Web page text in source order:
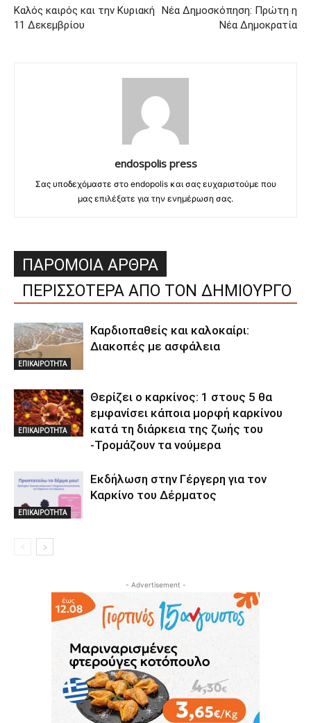
Kαλός καιρός και την Κυριακή
11 Δεκεμβρίου
Νέα Δημοσκόπηση: Πρώτη η
Νέα Δημοκρατία
endospolis press
Σας υποδεχόμαστε στο endopolis και σας ευχαριστούμε που
μας επιλέξατε για την ενημέρωση σας.
ΠΑΡΟΜΟΙΑ ΑΡΘΡΑ
ΠΕΡΙΣΣΟΤΕΡΑ ΑΠΟ ΤΟΝ ΔΗΜΙΟΥΡΓΟ
ΕΠΙΚΑΙΡΟΤΗΤΑ
Καρδιοπαθείς και καλοκαίρι:
Διακοπές με ασφάλεια
ΕΠΙΚΑΙΡΟΤΗΤΑ
Θερίζει ο καρκίνος: 1 στους 5 θα
εμφανίσει κάποια μορφή καρκίνου
κατά τη διάρκεια της ζωής του
-Τρομάζουν τα νούμερα
ΕΠΙΚΑΙΡΟΤΗΤΑ
Εκδήλωση στην Γέργερη για τον
Καρκίνο του Δέρματος
- Advertisement -